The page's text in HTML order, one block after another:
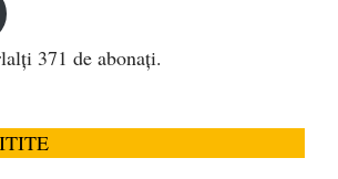
371 de abonați.